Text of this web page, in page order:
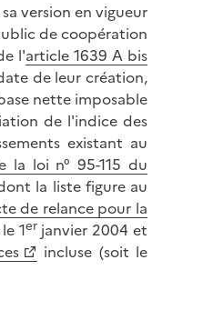
version en vigueur
de coopération
l'article 1639 A bis
de leur création,
nette imposable
de l'indice des
existant au
la loi n° 95-115 du
la liste figure au
de relance pour la
1erjanvier 2004 et
incluse (soit le